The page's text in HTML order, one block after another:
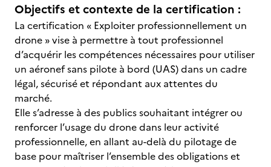
Objectifs et contexte de la certification :
La certification « Exploiter professionnellement un
drone » vise à permettre à tout professionnel
d’acquérir les compétences nécessaires pour utiliser
un aéronef sans pilote à bord (UAS) dans un cadre
légal, sécurisé et répondant aux attentes du
marché.
Elle s’adresse à des publics souhaitant intégrer ou
renforcer l’usage du drone dans leur activité
professionnelle, en allant au-delà du pilotage de
base pour maîtriser l’ensemble des obligations et